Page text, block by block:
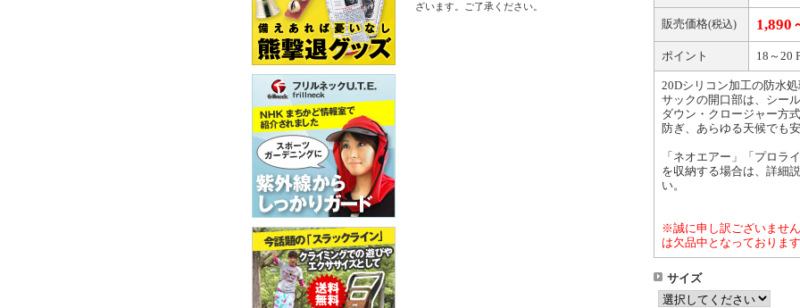
ざいます。ご了承ください。
販売価格(税込) 1,890
ポイント 18～20
20Dシリコン加工の防水
サックの開口部は、シー
ダウン・クロージャー方
防ぎ、あらゆる天候でも安
「ネオエアー」「プロラ
を収納する場合は、詳細
い。
※誠に申し訳ございませ
は欠品中となっておりま
サイズ